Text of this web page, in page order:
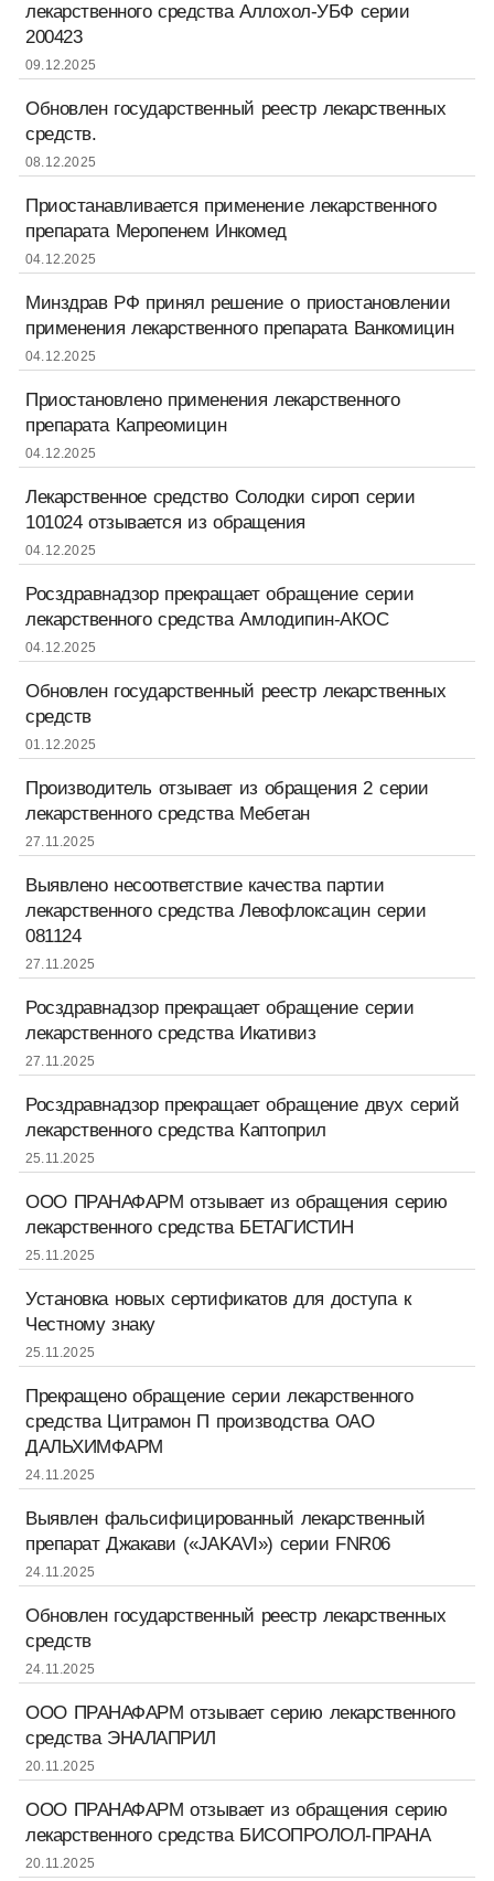
лекарственного средства Аллохол-УБФ серии
200423
09.12.2025
Обновлен государственный реестр лекарственных
средств.
08.12.2025
Приостанавливается применение лекарственного
препарата Меропенем Инкомед
04.12.2025
Минздрав РФ принял решение о приостановлении
применения лекарственного препарата Ванкомицин
04.12.2025
Приостановлено применения лекарственного
препарата Капреомицин
04.12.2025
Лекарственное средство Солодки сироп серии
101024 отзывается из обращения
04.12.2025
Росздравнадзор прекращает обращение серии
лекарственного средства Амлодипин-АКОС
04.12.2025
Обновлен государственный реестр лекарственных
средств
01.12.2025
Производитель отзывает из обращения 2 серии
лекарственного средства Мебетан
27.11.2025
Выявлено несоответствие качества партии
лекарственного средства Левофлоксацин серии
081124
27.11.2025
Росздравнадзор прекращает обращение серии
лекарственного средства Икативиз
27.11.2025
Росздравнадзор прекращает обращение двух серий
лекарственного средства Каптоприл
25.11.2025
ООО ПРАНАФАРМ отзывает из обращения серию
лекарственного средства БЕТАГИСТИН
25.11.2025
Установка новых сертификатов для доступа к
Честному знаку
25.11.2025
Прекращено обращение серии лекарственного
средства Цитрамон П производства ОАО
ДАЛЬХИМФАРМ
24.11.2025
Выявлен фальсифицированный лекарственный
препарат Джакави («JAKAVI») серии FNR06
24.11.2025
Обновлен государственный реестр лекарственных
средств
24.11.2025
ООО ПРАНАФАРМ отзывает серию лекарственного
средства ЭНАЛАПРИЛ
20.11.2025
ООО ПРАНАФАРМ отзывает из обращения серию
лекарственного средства БИСОПРОЛОЛ-ПРАНА
20.11.2025